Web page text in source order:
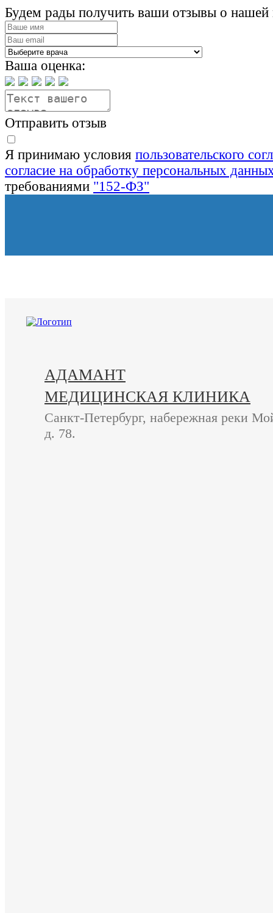
Будем рады получить ваши отзывы о нашей
Ваша оценка:
Отправить отзыв
Я принимаю условия пользовательского
согласие на обработку персональных
требованиями "152-ФЗ"
АДАМАНТ
МЕДИЦИНСКАЯ КЛИНИКА
Санкт-Петербург, набережная реки
д. 78.